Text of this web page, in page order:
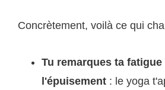
Concrètement, voilà ce qui
Tu remarques ta fatigue
l'épuisement : le yoga